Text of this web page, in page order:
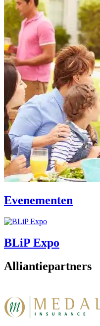
Evenementen
BLiP Expo
Alliantiepartners